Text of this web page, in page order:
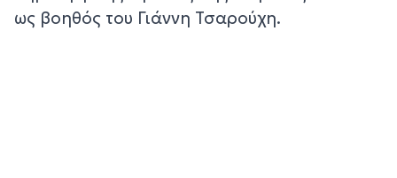
ως βοηθός του Γιάννη Τσαρούχη.